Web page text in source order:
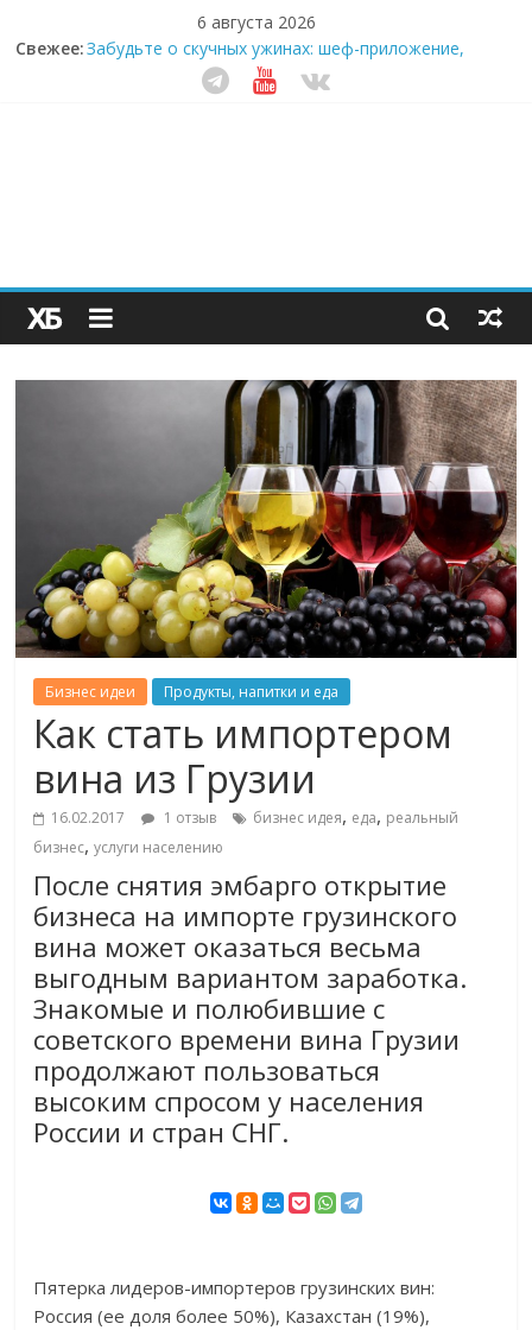
6 августа 2026
Свежее:Забудьте о скучных ужинах: шеф-приложение,
которое видит вашу еду насквозь
Небо зовёт: как бизнес на полётах дронов и
Секрет супергидратации: почему кокосовая вода с
пребиотиками становится главным трендом
здорового питания
Бизнес идеи Продукты, напитки и еда
Как стать импортером
вина из Грузии
16.02.2017 1 отзыв бизнес идея, еда, реальный
бизнес,услуги населению
После снятия эмбарго открытие
бизнеса на импорте грузинского
вина может оказаться весьма
выгодным вариантом заработка.
Знакомые и полюбившие с
советского времени вина Грузии
продолжают пользоваться
высоким спросом у населения
России и стран СНГ.
Пятерка лидеров-импортеров грузинских вин:
Россия (ее доля более 50%), Казахстан (19%),